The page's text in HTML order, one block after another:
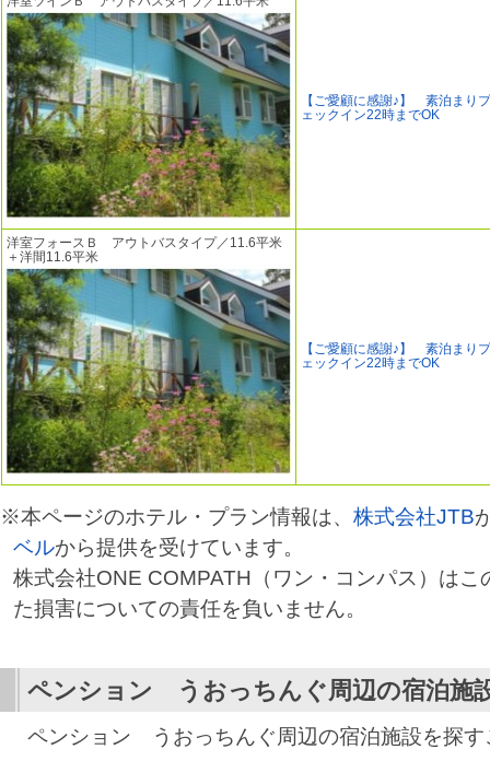
【ご愛顧に感謝♪】 素泊まり
ェックイン22時までOK
洋室フォースＢ アウトバスタイプ／11.6平米
＋洋間11.6平米
【ご愛顧に感謝♪】 素泊まり
ェックイン22時までOK
※本ページのホテル・プラン情報は、 株式会社JTB
ベルから提供を受けています。
株式会社ONE COMPATH（ワン・コンパス）はこ
た損害についての責任を負いません。
ペンション うおっちんぐ周辺の宿泊施
ペンション うおっちんぐ周辺の宿泊施設を探す